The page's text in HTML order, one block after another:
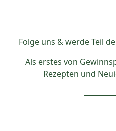
Folge uns & werde Teil
Als erstes von
Rezepten und